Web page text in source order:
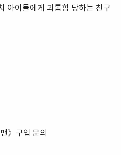
아이들에게 괴롭힘 당하는 친구
》구입 문의